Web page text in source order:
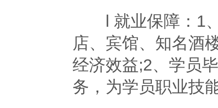
l 就业保障：1、
店、宾馆、知名酒
经济效益;2、学员
务，为学员职业技